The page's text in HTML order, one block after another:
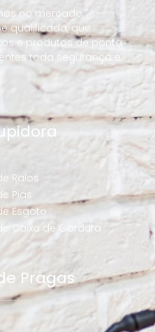
no mercado,
qualificada, que
e produtos de ponta
toda segurança e
Ralos
Pias
Esgoto
Caixa de Gordura
Pragas